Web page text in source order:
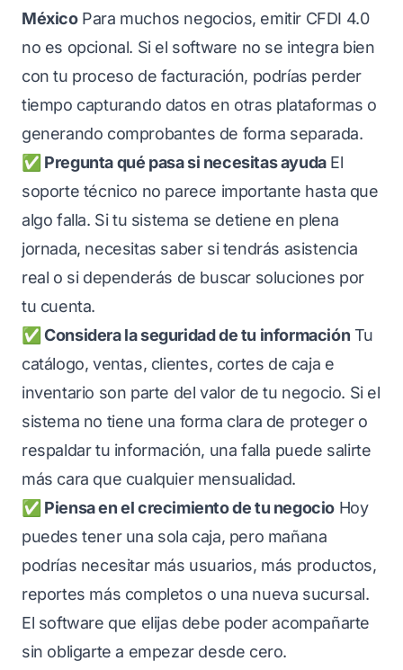
MéxicoPara muchos negocios, emitir CFDI 4.0
no es opcional. Si el software no se integra bien
con tu proceso de facturación, podrías perder
tiempo capturando datos en otras plataformas o
generando comprobantes de forma separada.
✅ Pregunta qué pasa si necesitas ayudaEl
soporte técnico no parece importante hasta que
algo falla. Si tu sistema se detiene en plena
jornada, necesitas saber si tendrás asistencia
real o si dependerás de buscar soluciones por
tu cuenta.
✅ Considera la seguridad de tu información Tu
catálogo, ventas, clientes, cortes de caja e
inventario son parte del valor de tu negocio. Si el
sistema no tiene una forma clara de proteger o
respaldar tu información, una falla puede salirte
más cara que cualquier mensualidad.
✅ Piensa en el crecimiento de tu negocio Hoy
puedes tener una sola caja, pero mañana
podrías necesitar más usuarios, más productos,
reportes más completos o una nueva sucursal.
El software que elijas debe poder acompañarte
sin obligarte a empezar desde cero.